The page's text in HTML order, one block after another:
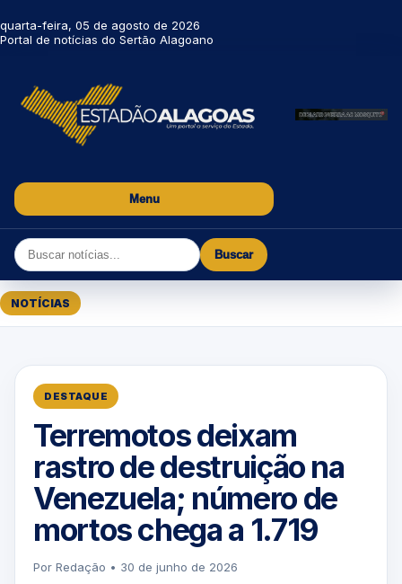
quarta-feira, 05 de agosto de 2026
Portal de notícias do Sertão Alagoano
Menu
Buscar
NOTÍCIAS
DESTAQUE
Terremotos deixam
rastro de destruição na
Venezuela; número de
mortos chega a 1.719
Por Redação • 30 de junho de 2026